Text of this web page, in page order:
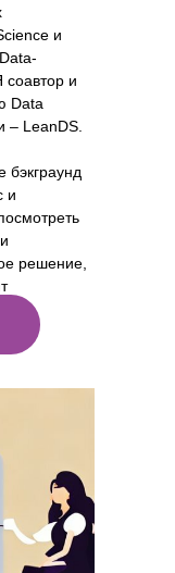
и
и
Data
– LeanDS.
бэкграунд
и
решение,